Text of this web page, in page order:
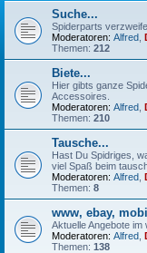
Suche...
Spiderparts
Moderatoren: Alfred
Themen: 212
Biete...
Hier gibts ganze
Accessoires.
Moderatoren: Alfred
Themen: 210
Tausche...
Hast Du Spidriges,
viel Spaß beim
Moderatoren: Alfred
Themen: 8
www, ebay,
Aktuelle Angebote im
Moderatoren: Alfred
Themen: 138